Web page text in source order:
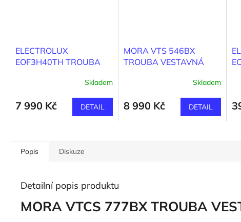
ELECTROLUX
EOF3H40TH TROUBA
Skladem
7 990 Kč DETAIL
MORA VTS 546BX
TROUBA VESTAVNÁ
Skladem
8 990 Kč DETAIL
Popis Diskuze
Detailní popis produktu
MORA VTCS 777BX TROUBA